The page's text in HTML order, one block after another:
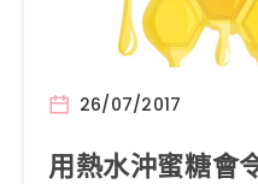
26/07/2017
用熱水沖蜜糖會